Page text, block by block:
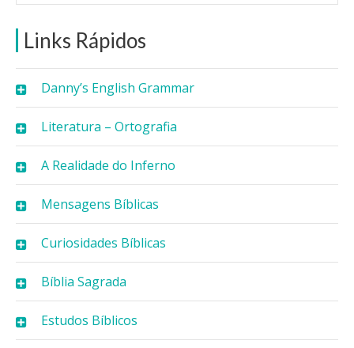
Links Rápidos
Danny’s English Grammar
Literatura – Ortografia
A Realidade do Inferno
Mensagens Bíblicas
Curiosidades Bíblicas
Bíblia Sagrada
Estudos Bíblicos